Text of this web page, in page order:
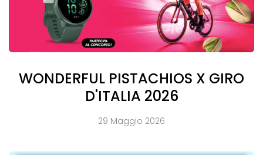
WONDERFUL PISTACHIOS X GIRO
D'ITALIA 2026
29 Maggio 2026